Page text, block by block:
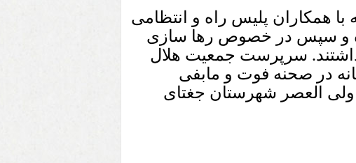
همکاران پلیس راه و انتظامی
و سپس در خصوص رها سازی
سرپرست جمعیت هلال
در صحنه فوت و مابفی
العصر شهرستان جغتای